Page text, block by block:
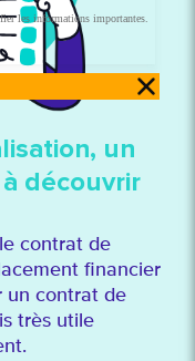
un
découvrir
contrat de
financier
un contrat de
très utile